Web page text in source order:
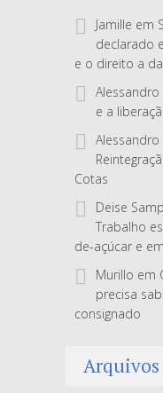
Jamille em
declarado
e o direito a
Alessandro
e a
Alessandro
Cotas
Deise
Trabalho
de-açúcar e
Murillo em
precisa
consignado
Arquivos